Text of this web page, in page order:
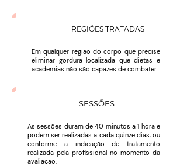
REGIÕES TRATADAS
Em qualquer região do corpo que precise
eliminar gordura localizada que dietas e
academias não são capazes de combater.
SESSÕES
As sessões duram de 40 minutos a 1 hora e
podem ser realizadas a cada quinze dias, ou
conforme a indicação de tratamento
realizada pela profissional no momento da
avaliação.